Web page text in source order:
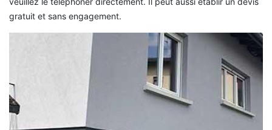
gratuit et sans engagement.